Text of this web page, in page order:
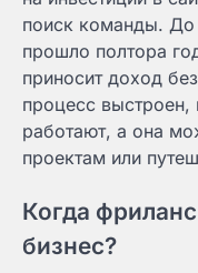
поиск команды. До
прошло полтора
приносит доход
процесс выстроен,
работают, а она
проектам или
Когда
бизнес?